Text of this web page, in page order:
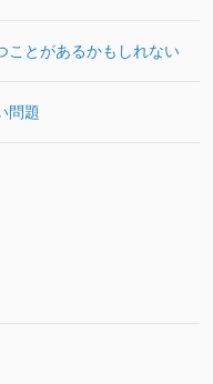
ことがあるかもしれない
問題